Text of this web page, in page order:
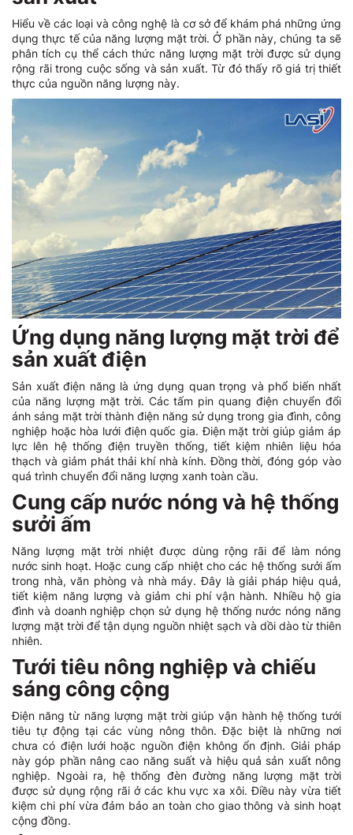
Hiểu về các loại và công nghệ là cơ sở để khám phá những ứng
dụng thực tế của năng lượng mặt trời. Ở phần này, chúng ta sẽ
phân tích cụ thể cách thức năng lượng mặt trời được sử dụng
rộng rãi trong cuộc sống và sản xuất. Từ đó thấy rõ giá trị thiết
thực của nguồn năng lượng này.
Ứng dụng năng lượng mặt trời để
sản xuất điện
Sản xuất điện năng là ứng dụng quan trọng và phổ biến nhất
của năng lượng mặt trời. Các tấm pin quang điện chuyển đổi
ánh sáng mặt trời thành điện năng sử dụng trong gia đình, công
nghiệp hoặc hòa lưới điện quốc gia. Điện mặt trời giúp giảm áp
lực lên hệ thống điện truyền thống, tiết kiệm nhiên liệu hóa
thạch và giảm phát thải khí nhà kính. Đồng thời, đóng góp vào
quá trình chuyển đổi năng lượng xanh toàn cầu.
Cung cấp nước nóng và hệ thống
sưởi ấm
Năng lượng mặt trời nhiệt được dùng rộng rãi để làm nóng
nước sinh hoạt. Hoặc cung cấp nhiệt cho các hệ thống sưởi ấm
trong nhà, văn phòng và nhà máy. Đây là giải pháp hiệu quả,
tiết kiệm năng lượng và giảm chi phí vận hành. Nhiều hộ gia
đình và doanh nghiệp chọn sử dụng hệ thống nước nóng năng
lượng mặt trời để tận dụng nguồn nhiệt sạch và dồi dào từ thiên
nhiên.
Tưới tiêu nông nghiệp và chiếu
sáng công cộng
Điện năng từ năng lượng mặt trời giúp vận hành hệ thống tưới
tiêu tự động tại các vùng nông thôn. Đặc biệt là những nơi
chưa có điện lưới hoặc nguồn điện không ổn định. Giải pháp
này góp phần nâng cao năng suất và hiệu quả sản xuất nông
nghiệp. Ngoài ra, hệ thống đèn đường năng lượng mặt trời
được sử dụng rộng rãi ở các khu vực xa xôi. Điều này vừa tiết
kiệm chi phí vừa đảm bảo an toàn cho giao thông và sinh hoạt
cộng đồng.